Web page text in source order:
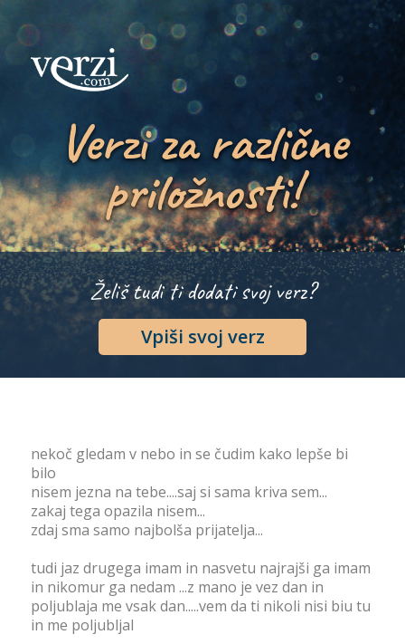
Verzi za različne
priložnosti!
Želiš tudi ti dodati svoj verz?
Vpiši svoj verz
nekoč gledam v nebo in se čudim kako lepše bi
bilo
nisem jezna na tebe....saj si sama kriva sem...
zakaj tega opazila nisem...
zdaj sma samo najbolša prijatelja...
tudi jaz drugega imam in nasvetu najrajši ga imam
in nikomur ga nedam ...z mano je vez dan in
poljublaja me vsak dan.....vem da ti nikoli nisi biu tu
in me poljubljal